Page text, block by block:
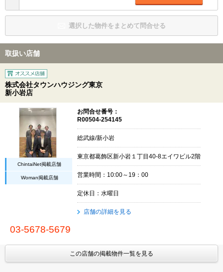
選択した物件をまとめて問合せる
取扱い店舗
株式会社タウンハウジング東京
新小岩店
ChintaiNet掲載店舗
Woman掲載店舗
お問合せ番号：
R00504-254145
総武線/新小岩
東京都葛飾区新小岩１丁目40-8エイワビル2階
営業時間：10:00～19：00
定休日：水曜日
店舗の詳細を見る
03-5678-5679
この店舗の掲載物件一覧を見る